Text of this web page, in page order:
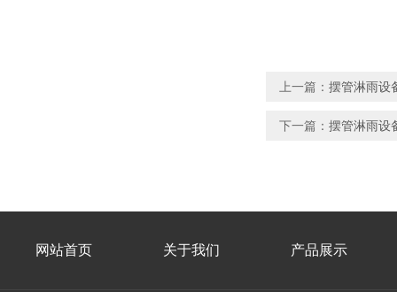
上一篇： 摆管淋雨设
下一篇： 摆管淋雨设
网站首页 关于我们 产品展示